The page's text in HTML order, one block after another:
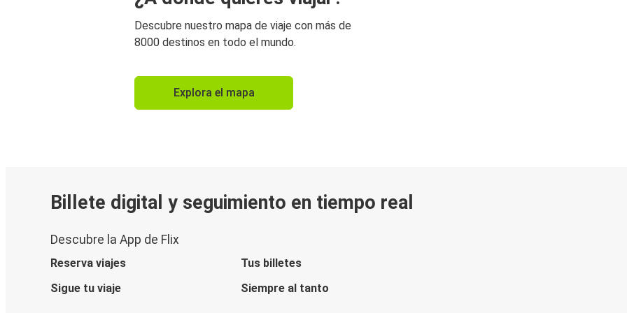
Descubre nuestro mapa de viaje con más de
8000 destinos en todo el mundo.
Explora el mapa
Billete digital y seguimiento en tiempo real
Descubre la App de Flix
Reserva viajes
Tus billetes
Sigue tu viaje
Siempre al tanto